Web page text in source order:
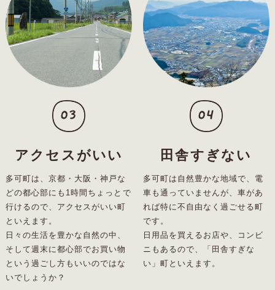
03
アクセスがいい
多可町は、京都・大阪・神戸な
どの都心部にも1時間ちょっとで
行けるので、アクセスがいい町
といえます。
日々の生活を豊かな自然の中、
そして週末に都心部でお買い物
という過ごし方もいいのではな
いでしょうか？
04
田舎すぎない
多可町は自然豊かな地域で、電
車も通っていませんが、車があ
れば特に不自由なく過ごせる町
です。
日用品を買えるお店や、コンビ
ニもあるので、「田舎すぎな
い」町といえます。